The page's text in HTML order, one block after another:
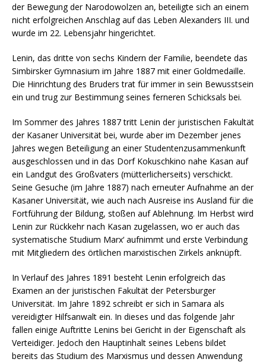
der Bewegung der Narodowolzen an, beteiligte sich an einem
nicht erfolgreichen Anschlag auf das Leben Alexanders III. und
wurde im 22. Lebensjahr hingerichtet.
Lenin, das dritte von sechs Kindern der Familie, beendete das
Simbirsker Gymnasium im Jahre 1887 mit einer Goldmedaille.
Die Hinrichtung des Bruders trat für immer in sein Bewusstsein
ein und trug zur Bestimmung seines ferneren Schicksals bei.
Im Sommer des Jahres 1887 tritt Lenin der juristischen Fakultät
der Kasaner Universität bei, wurde aber im Dezember jenes
Jahres wegen Beteiligung an einer Studentenzusammenkunft
ausgeschlossen und in das Dorf Kokuschkinо nahe Kasan auf
ein Landgut des Großvaters (mütterlicherseits) verschickt.
Seine Gesuche (im Jahre 1887) nach erneuter Aufnahme an der
Kasaner Universität, wie auch nach Ausreise ins Ausland für die
Fortführung der Bildung, stoßen auf Ablehnung. Im Herbst wird
Lenin zur Rückkehr nach Kasan zugelassen, wo er auch das
systematische Studium Marx‘ aufnimmt und erste Verbindung
mit Mitgliedern des örtlichen marxistischen Zirkels anknüpft.
In Verlauf des Jahres 1891 besteht Lenin erfolgreich das
Examen an der juristischen Fakultät der Petersburger
Universität. Im Jahre 1892 schreibt er sich in Samara als
vereidigter Hilfsanwalt ein. In dieses und das folgende Jahr
fallen einige Auftritte Lenins bei Gericht in der Eigenschaft als
Verteidiger. Jedoch den Hauptinhalt seines Lebens bildet
bereits das Studium des Marxismus und dessen Anwendung